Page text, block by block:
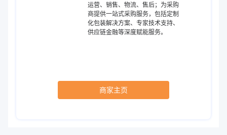
运营、销售、物流、售后；为采购
商提供一站式采购服务，包括定制
化包装解决方案、专家技术支持、
供应链金融等深度赋能服务。
商家主页